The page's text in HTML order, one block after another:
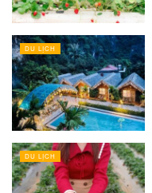
DU LỊCH
DU LỊCH